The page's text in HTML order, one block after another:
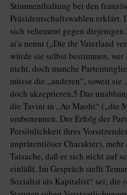
Stimmenthaltung bei den
Präsidentschaftswahlen erklärt.
sich vehement gegen
ai'a nennt („Die ihr Vaterland
würde sie selbst bestimmen,
nicht, doch manche
müsse die „anderen“, soweit sie
doch akzeptieren.5 Das
die Tavini in „Ao Maohi“ („die
umbenennen. Der Erfolg der
Persönlichkeit ihres
unprätentiöser Charakter), mehr
Tatsache, daß er sich nicht auf
einläßt. Im Gespräch stellt
Sozialist als Kapitalist“ sei; die